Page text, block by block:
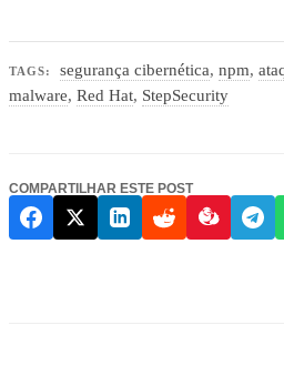
TAGS: segurança cibernética,npm,
malware, Red Hat, StepSecurity
COMPARTILHAR ESTE POST